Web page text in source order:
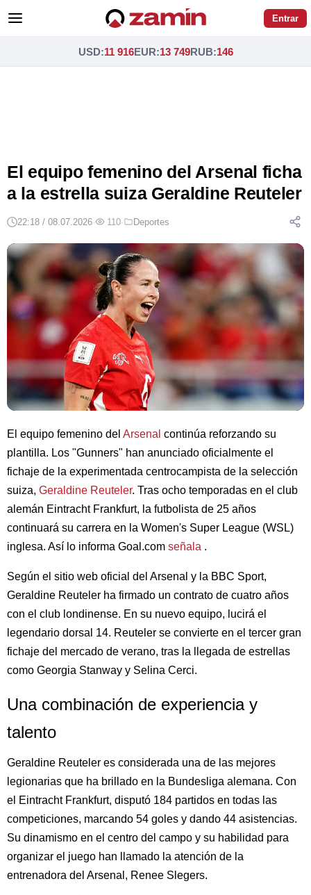
Entrar
USD:11 916EUR:13 749RUB:146
El equipo femenino del Arsenal ficha
a la estrella suiza Geraldine Reuteler
22:18 / 08.07.2026· 110· Deportes
El equipo femenino del Arsenal continúa reforzando su
plantilla. Los "Gunners" han anunciado oficialmente el
fichaje de la experimentada centrocampista de la selección
suiza, Geraldine Reuteler. Tras ocho temporadas en el club
alemán Eintracht Frankfurt, la futbolista de 25 años
continuará su carrera en la Women's Super League (WSL)
inglesa. Así lo informa Goal.com señala .
Según el sitio web oficial del Arsenal y la BBC Sport,
Geraldine Reuteler ha firmado un contrato de cuatro años
con el club londinense. En su nuevo equipo, lucirá el
legendario dorsal 14. Reuteler se convierte en el tercer gran
fichaje del mercado de verano, tras la llegada de estrellas
como Georgia Stanway y Selina Cerci.
Una combinación de experiencia y
talento
Geraldine Reuteler es considerada una de las mejores
legionarias que ha brillado en la Bundesliga alemana. Con
el Eintracht Frankfurt, disputó 184 partidos en todas las
competiciones, marcando 54 goles y dando 44 asistencias.
Su dinamismo en el centro del campo y su habilidad para
organizar el juego han llamado la atención de la
entrenadora del Arsenal, Renee Slegers.